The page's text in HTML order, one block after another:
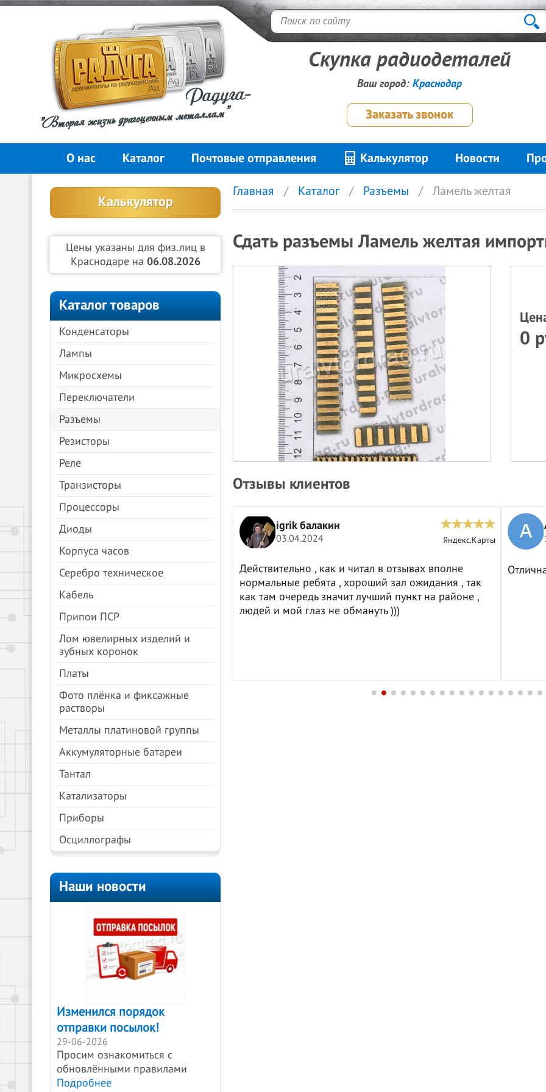
Радуга-
"Вторая жизнь драгоценным металлам"
Скупка радиодеталей
Ваш город: Краснодар
Заказать звонок
О нас Каталог Почтовые отправления Калькулятор Новости
Калькулятор
Цены указаны для физ.лиц в
Краснодаре на 06.08.2026
Каталог товаров
Конденсаторы
Лампы
Микросхемы
Переключатели
Разъемы
Резисторы
Реле
Транзисторы
Процессоры
Диоды
Корпуса часов
Серебро техническое
Кабель
Припои ПСР
Лом ювелирных изделий и
зубных коронок
Платы
Фото плёнка и фиксажные
растворы
Металлы платиновой группы
Аккумуляторные батареи
Тантал
Катализаторы
Приборы
Осциллографы
Наши новости
Изменился порядок
отправки посылок!
29-06-2026
Просим ознакомиться с
обновлёнными правилами
Подробнее
Главная Каталог Разъемы Ламель желтая
Сдать разъемы Ламель желтая
0
Отзывы клиентов
Анна Молочкова
Яндекс.Карты
все быстро.
igrik балакин
03.04.2024 Яндекс.Карты
Действительно , как и читал в отзывах вполне
нормальные ребята , хороший зал ожидания , так
как там очередь значит лучший пункт на районе ,
людей и мой глаз не обмануть )))